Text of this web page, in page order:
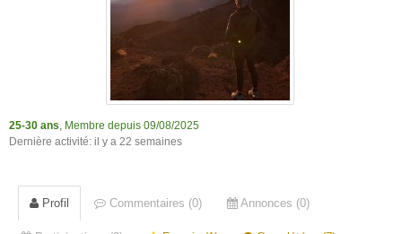
25-30 ans , Membre depuis 09/08/2025
Dernière activité: il y a 22 semaines
Profil Commentaires (0) Annonces (0)